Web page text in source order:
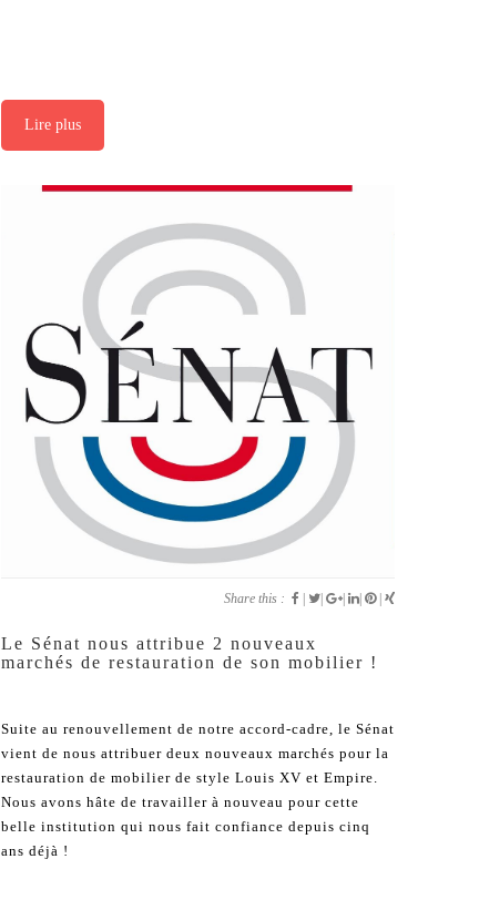
Lire plus
Share this : |
Le Sénat nous attribue 2 nouveaux
marchés de restauration de son mobilier !
Suite au renouvellement de notre accord-cadre, le Sénat
vient de nous attribuer deux nouveaux marchés pour la
restauration de mobilier de style Louis XV et Empire.
Nous avons hâte de travailler à nouveau pour cette
belle institution qui nous fait confiance depuis cinq
ans déjà !